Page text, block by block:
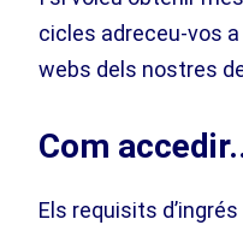
cicles adreceu-vos a
webs dels nostres
Com
Els requisits